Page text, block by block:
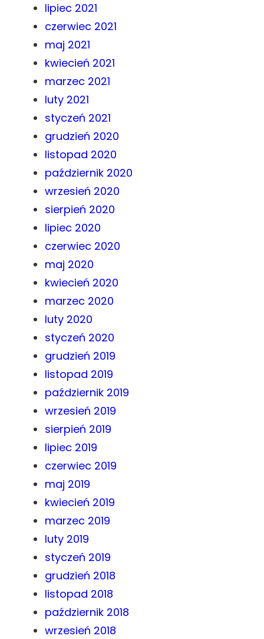
lipiec 2021
czerwiec 2021
maj 2021
kwiecień 2021
marzec 2021
luty 2021
styczeń 2021
grudzień 2020
listopad 2020
październik 2020
wrzesień 2020
sierpień 2020
lipiec 2020
czerwiec 2020
maj 2020
kwiecień 2020
marzec 2020
luty 2020
styczeń 2020
grudzień 2019
listopad 2019
październik 2019
wrzesień 2019
sierpień 2019
lipiec 2019
czerwiec 2019
maj 2019
kwiecień 2019
marzec 2019
luty 2019
styczeń 2019
grudzień 2018
listopad 2018
październik 2018
wrzesień 2018